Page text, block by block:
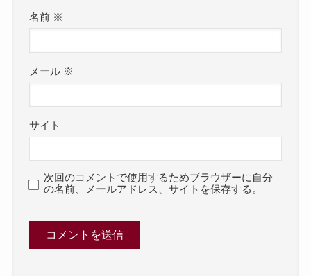
名前 ※
メール ※
サイト
次回のコメントで使用するためブラウザーに自分
の名前、メールアドレス、サイトを保存する。